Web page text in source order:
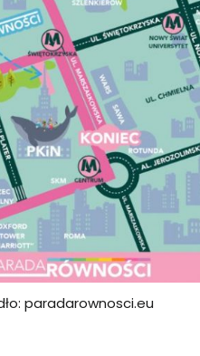
paradarownosci.eu